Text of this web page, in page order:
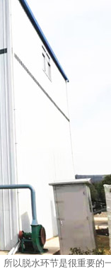
以脱水环节是很重要